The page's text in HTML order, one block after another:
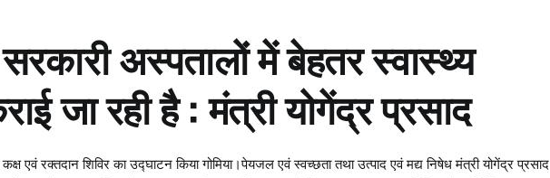
सरकारी अस्पतालों में बेहतर स्वास्थ्य
जा रही है : मंत्री योगेंद्र प्रसाद
एवं रक्तदान शिविर का उद्घाटन किया गोमिया।पेयजल एवं स्वच्छता तथा उत्पाद एवं मद्य निषेध मंत्री योगेंद्र प्रसाद